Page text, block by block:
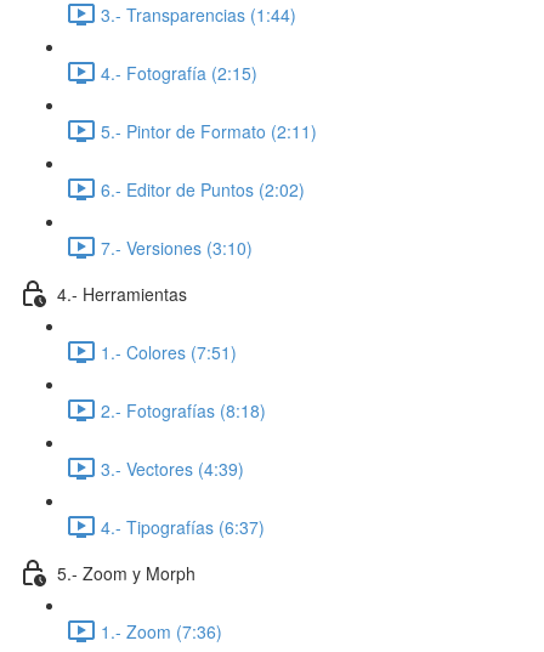
3.- Transparencias (1:44)
4.- Fotografía (2:15)
5.- Pintor de Formato (2:11)
6.- Editor de Puntos (2:02)
7.- Versiones (3:10)
4.- Herramientas
1.- Colores (7:51)
2.- Fotografías (8:18)
3.- Vectores (4:39)
4.- Tipografías (6:37)
5.- Zoom y Morph
1.- Zoom (7:36)